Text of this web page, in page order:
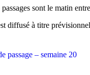
sont le matin
diffusé à titre
passage – semaine 20